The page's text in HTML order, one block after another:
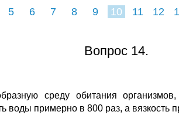
5 6 7 8 9 10 11 12
Вопрос 14.
среду обитания
воды примерно в 800 раз, а